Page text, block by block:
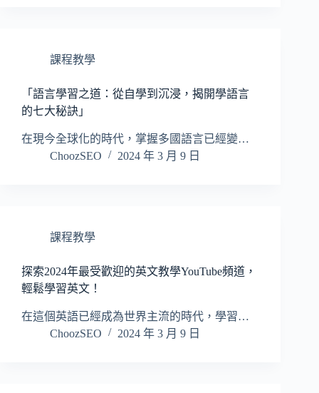
課程教學
「語言學習之道：從自學到沉浸，揭開學語言
的七大秘訣」
在現今全球化的時代，掌握多國語言已經變…
ChoozSEO
2024 年 3 月 9 日
課程教學
探索2024年最受歡迎的英文教學YouTube頻道，
輕鬆學習英文！
在這個英語已經成為世界主流的時代，學習…
ChoozSEO
2024 年 3 月 9 日